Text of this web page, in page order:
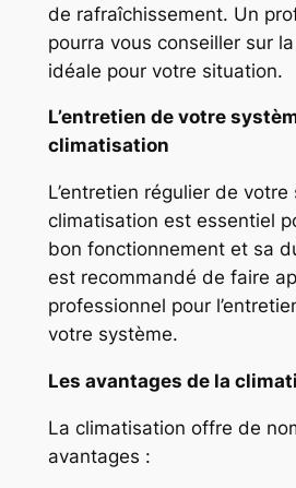
de rafraîchissement. Un
pourra vous conseiller sur
idéale pour votre situation.
L’entretien de votre
climatisation
L’entretien régulier de
climatisation est essentiel
bon fonctionnement et sa
est recommandé de faire
professionnel pour
votre système.
Les avantages de la
La climatisation offre de
avantages :